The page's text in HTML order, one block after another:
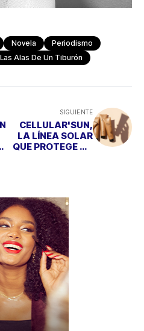
Novela
Periodismo
Las Alas De Un Tiburón
SIGUIENTE
CELLULAR'SUN,
LA LÍNEA SOLAR
QUE PROTEGE TU